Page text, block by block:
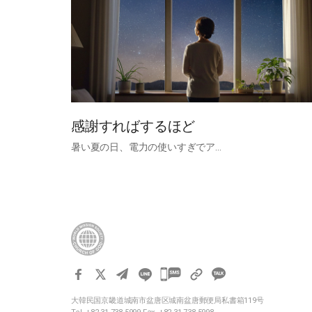
感謝すればするほど
暑い夏の日、電力の使いすぎでア…
카
오
大韓民国京畿道城南市盆唐区城南盆唐郵便局私書箱119号